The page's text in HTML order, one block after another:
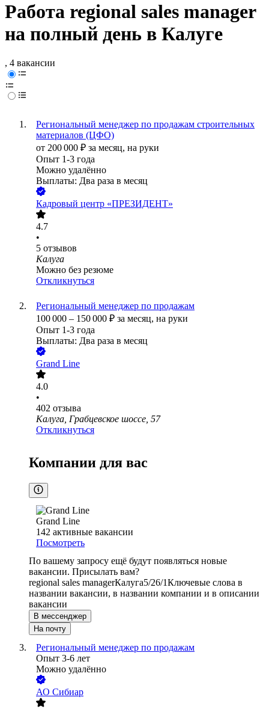
Работа regional sales manager
на полный день в Калуге
, 4 вакансии
Региональный менеджер по продажам строительных
материалов (ЦФО)
от 200 000 ₽ за месяц, на руки
Опыт 1-3 года
Можно удалённо
Выплаты: Два раза в месяц
Кадровый центр «ПРЕЗИДЕНТ»
4.7
•
5 отзывов
Калуга
Можно без резюме
Откликнуться
Региональный менеджер по продажам
100 000 – 150 000 ₽ за месяц, на руки
Опыт 1-3 года
Выплаты: Два раза в месяц
Grand Line
4.0
•
402 отзыва
Калуга, Грабцевское шоссе, 57
Откликнуться
Компании для вас
Grand Line
142 активные вакансии
Посмотреть
По вашему запросу ещё будут появляться новые
вакансии. Присылать вам?
regional sales managerКалуга5/26/1Ключевые слова в
названии вакансии, в названии компании и в описании
вакансии
В мессенджер
На почту
Региональный менеджер по продажам
Опыт 3-6 лет
Можно удалённо
АО Сибиар